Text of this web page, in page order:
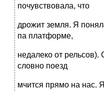
почувствовала, что
дрожит земля. Я
па платформе,
недалеко от рельсов).
словно поезд
мчится прямо на нас.